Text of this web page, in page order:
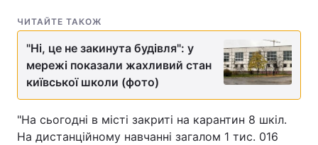
ЧИТАЙТЕ ТАКОЖ
"Ні, це не закинута будівля": у
мережі показали жахливий стан
київської школи (фото)
"На сьогодні в місті закриті на карантин 8 шкіл.
На дистанційному навчанні загалом 1 тис. 016